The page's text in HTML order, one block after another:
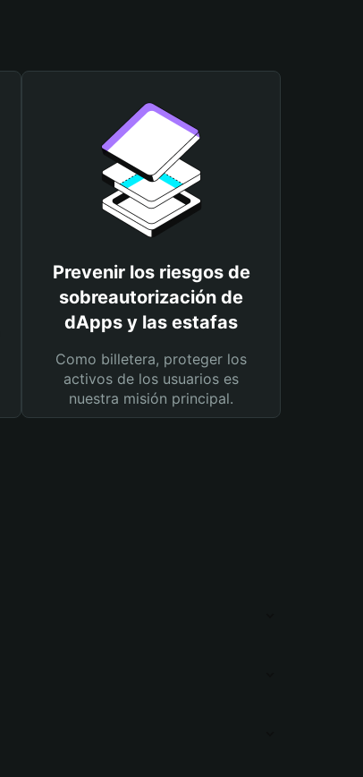
Prevenir los riesgos de
sobreautorización de
dApps y las estafas
Como billetera, proteger los
activos de los usuarios es
nuestra misión principal.